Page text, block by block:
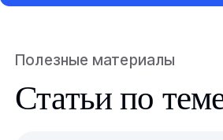
Полезные материалы
Статьи по